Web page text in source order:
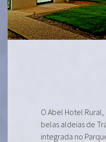
O Abel Hotel
belas aldeias de
integrada no